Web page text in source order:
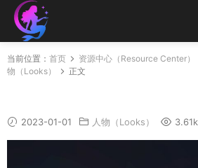
当前位置： 首页 资源中心（Resource Center）
物（Looks）
正文
2023-01-01 人物（Looks） 3.61k